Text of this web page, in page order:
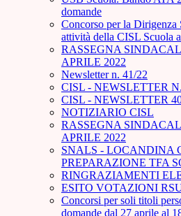
domande
Concorso per la Dirigenza
attività della CISL Scuola
RASSEGNA
APRILE 2022
Newsletter n. 41/22
CISL - NEWSLETTER
CISL - NEWSLETTER
NOTIZIARIO CISL
RASSEGNA
APRILE 2022
SNALS - LOCANDINA
PREPARAZIONE TFA
RINGRAZIAMENTI
ESITO VOTAZIONI
Concorsi per soli titoli
domande dal 27 aprile al